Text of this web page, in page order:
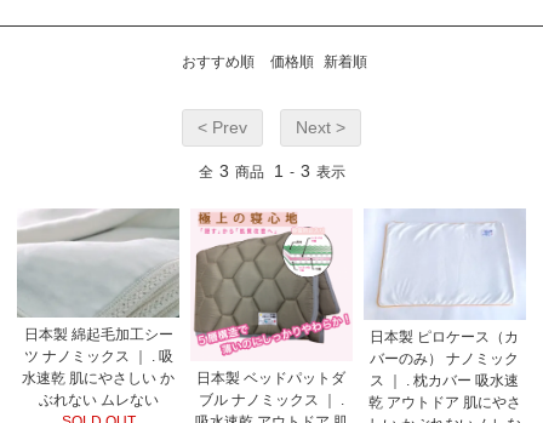
おすすめ順 価格順 新着順
< Prev Next >
全 3 商品 1 - 3 表示
日本製 綿起毛加工シー
ツ ナノミックス ｜ . 吸
水速乾 肌にやさしい か
ぶれない ムレない
日本製 ベッドパットダ
ブル ナノミックス ｜ .
日本製 ピロケース（カ
バーのみ） ナノミック
ス ｜ . 枕カバー 吸水速
乾 アウトドア 肌にやさ